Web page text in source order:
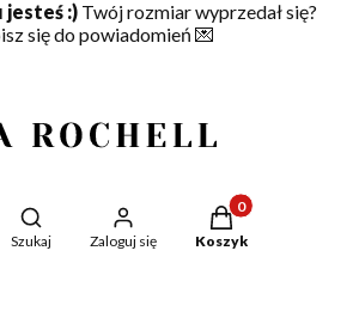
jesteś :) Twój rozmiar wyprzedał się?
się do powiadomień 💌
Otwórz wyszukiwarkę
Szukaj Zaloguj się
Produkty w
Koszyk